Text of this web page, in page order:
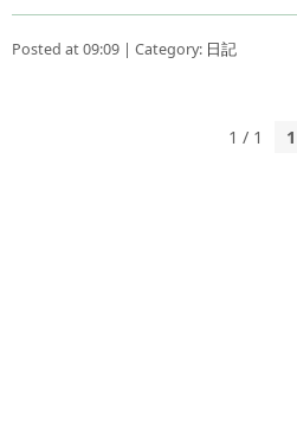
Posted at 09:09 | Category: 日記
1 / 1 1